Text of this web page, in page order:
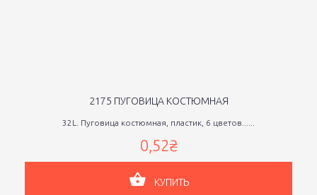
2175 ПУГОВИЦА КОСТЮМНАЯ
32L. Пуговица костюмная, пластик, 6 цветов......
0,52₴
КУПИТЬ